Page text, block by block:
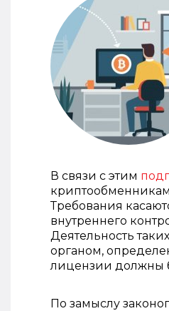
В связи с этим
криптообменникам
Требования
внутреннего
Деятельность
органом,
лицензии должны
По замыслу